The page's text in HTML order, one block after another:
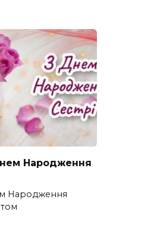
Народження
Народження